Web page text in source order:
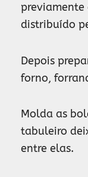
previamente
distribuído
Depois
forno,
Molda as
tabuleiro
entre elas.